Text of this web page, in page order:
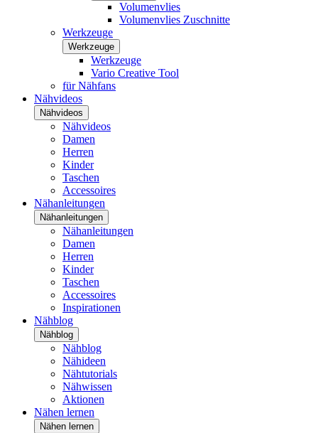
Volumenvlies
Volumenvlies Zuschnitte
Werkzeuge
Werkzeuge
Werkzeuge
Vario Creative Tool
für Nähfans
Nähvideos
Nähvideos
Nähvideos
Damen
Herren
Kinder
Taschen
Accessoires
Nähanleitungen
Nähanleitungen
Nähanleitungen
Damen
Herren
Kinder
Taschen
Accessoires
Inspirationen
Nähblog
Nähblog
Nähblog
Nähideen
Nähtutorials
Nähwissen
Aktionen
Nähen lernen
Nähen lernen